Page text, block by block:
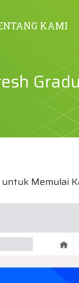
KAMI
Memulai